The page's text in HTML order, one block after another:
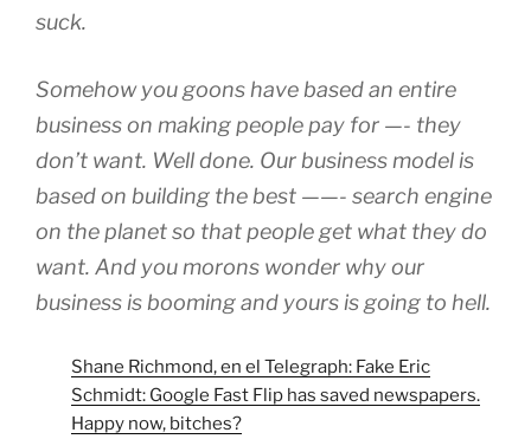
suck.
Somehow you goons have based an entire
business on making people pay for —- they
don’t want. Well done. Our business model is
based on building the best ——- search engine
on the planet so that people get what they do
want. And you morons wonder why our
business is booming and yours is going to hell.
Shane Richmond, en el Telegraph: Fake Eric
Schmidt: Google Fast Flip has saved newspapers.
Happy now, bitches?